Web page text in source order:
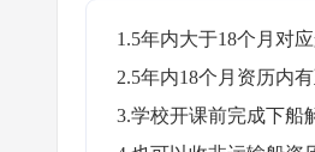
1.5年内大于18个月对
2.5年内18个月资历内
3.学校开课前完成下船